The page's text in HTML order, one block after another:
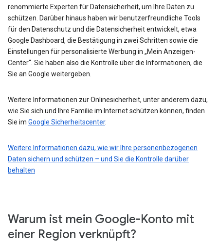
renommierte Experten für Datensicherheit, um Ihre Daten zu
schützen. Darüber hinaus haben wir benutzerfreundliche Tools
für den Datenschutz und die Datensicherheit entwickelt, etwa
Google Dashboard, die Bestätigung in zwei Schritten sowie die
Einstellungen für personalisierte Werbung in „Mein Anzeigen-
Center“. Sie haben also die Kontrolle über die Informationen, die
Sie an Google weitergeben.
Weitere Informationen zur Onlinesicherheit, unter anderem dazu,
wie Sie sich und Ihre Familie im Internet schützen können, finden
Sie im Google Sicherheitscenter.
Weitere Informationen dazu, wie wir Ihre personenbezogenen
Daten sichern und schützen – und Sie die Kontrolle darüber
behalten
Warum ist mein Google-Konto mit
einer Region verknüpft?